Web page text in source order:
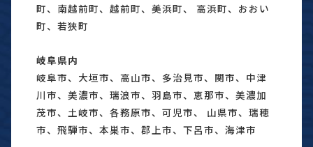
町、南越前町、越前町、美浜町、 高浜町、おおい
町、若狭町
岐阜県内
岐阜市、大垣市、高山市、多治見市、関市、中津
川市、美濃市、瑞浪市、羽島市、恵那市、美濃加
茂市、土岐市、各務原市、可児市、 山県市、瑞穂
市、飛騨市、本巣市、郡上市、下呂市、海津市